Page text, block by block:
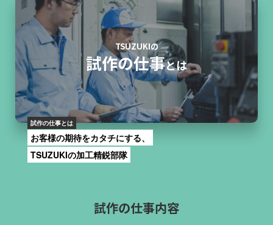
TSUZUKIの
試作の仕事とは
試作の仕事とは
お客様の期待をカタチにする、
TSUZUKIの加工精鋭部隊
試作の仕事内容